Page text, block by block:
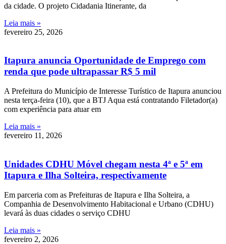
da cidade. O projeto Cidadania Itinerante, da
Leia mais »
fevereiro 25, 2026
Itapura anuncia Oportunidade de Emprego com
renda que pode ultrapassar R$ 5 mil
A Prefeitura do Município de Interesse Turístico de Itapura anunciou
nesta terça-feira (10), que a BTJ Aqua está contratando Filetador(a)
com experiência para atuar em
Leia mais »
fevereiro 11, 2026
Unidades CDHU Móvel chegam nesta 4ª e 5ª em
Itapura e Ilha Solteira, respectivamente
Em parceria com as Prefeituras de Itapura e Ilha Solteira, a
Companhia de Desenvolvimento Habitacional e Urbano (CDHU)
levará às duas cidades o serviço CDHU
Leia mais »
fevereiro 2, 2026